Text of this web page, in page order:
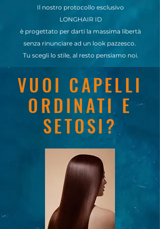
Il nostro protocollo esclusivo
LONGHAIR ID
è progettato per darti la massima libertà
senza rinunciare ad un look pazzesco.
Tu scegli lo stile, al resto pensiamo noi.
VUOI CAPELLI
ORDINATI E
SETOSI?